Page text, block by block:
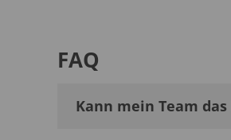
FAQ
Kann mein Team